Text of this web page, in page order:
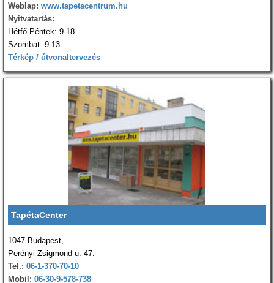
Weblap: www.tapetacentrum.hu
Nyitvatartás:
Hétfő-Péntek: 9-18
Szombat: 9-13
Térkép / útvonaltervezés
TapétaCenter
1047 Budapest,
Perényi Zsigmond u. 47.
Tel.: 06-1-370-70-10
Mobil: 06-30-9-578-738